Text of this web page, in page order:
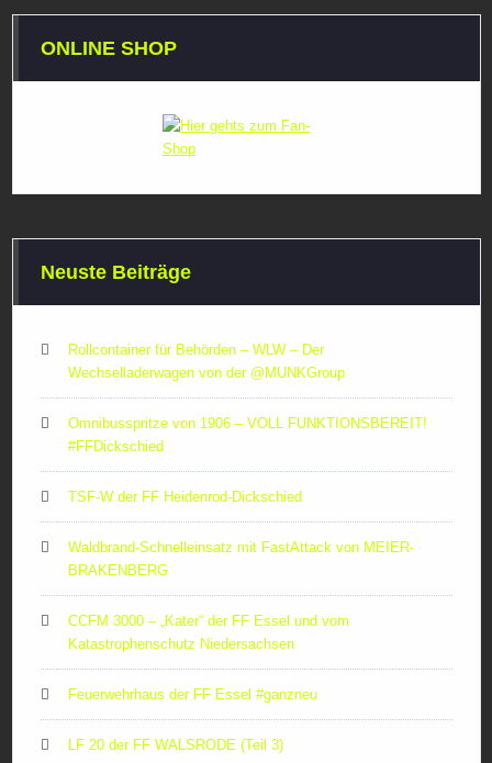
ONLINE SHOP
Neuste Beiträge
Rollcontainer für Behörden – WLW – Der
Wechselladerwagen von der ‪@MUNKGroup‬
Omnibusspritze von 1906 – VOLL FUNKTIONSBEREIT!
#FFDickschied
TSF-W der FF Heidenrod-Dickschied
Waldbrand-Schnelleinsatz mit FastAttack von MEIER-
BRAKENBERG
CCFM 3000 – „Kater“ der FF Essel und vom
Katastrophenschutz Niedersachsen
Feuerwehrhaus der FF Essel #ganzneu
LF 20 der FF WALSRODE (Teil 3)